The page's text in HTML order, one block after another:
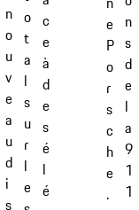
n
o
u
v
e
a
u
d
i
s
o
t
a
l
s
u
r
l
e
c
e
à
d
e
s
é
l
é
e
P
o
r
s
c
h
e
.
n
s
d
e
l
a
9
1
1